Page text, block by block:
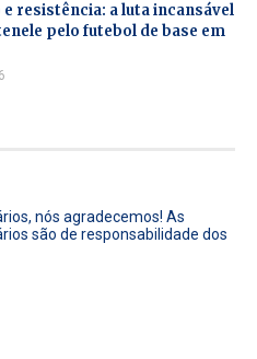
resistência: a luta incansável
pelo futebol de base em
nós agradecemos! As
são de responsabilidade dos